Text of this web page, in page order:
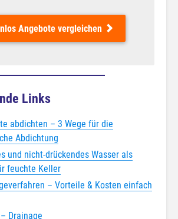
Angebote vergleichen
Links
abdichten – 3 Wege für die
Abdichtung
und nicht-drückendes Wasser als
feuchte Keller
– Vorteile & Kosten einfach
Drainage